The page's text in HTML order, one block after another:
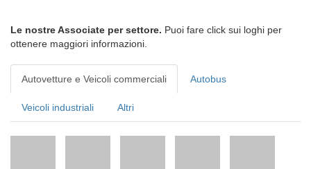
Le nostre Associate per settore. Puoi fare click sui loghi per
ottenere maggiori informazioni.
Autovetture e Veicoli commerciali Autobus
Veicoli industriali Altri